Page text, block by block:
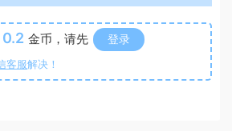
0.2 金币，请先 登录
客服解决！